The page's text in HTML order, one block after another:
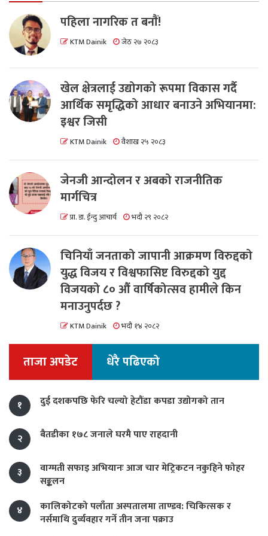
पहिला नागरिक त बनाैं!
KTM Dainik जेठ २७ २०८३
खेल क्षेत्रलाई उद्योगको रूपमा विकास गर्दै
आर्थिक समृद्धिको आधार बनाउने अभियानमा:
इश्वर जिसी
KTM Dainik वैशाख २५ २०८३
जेनजी आन्दोलन र अबको राजनीतिक
मार्गचित्र
प्रा. डा. ईन्दु आचार्य भदौ २९ २०८२
चिनियाँ जनताको जापानी आक्रमण विरुद्दको
युद्ध विजय र विश्वफासिष्ट विरुद्दको युद्द
विजयको ८० औं वार्षिकोत्सव हामीले किन
मनाउनुपर्दछ ?
KTM Dainik भदौ १४ २०८२
ताजा अपडेट धेरै पढिएको
१ दुई दशकपछि फेरि चल्यो हेटौंडा कपडा उद्योगको तान
२ बैतडीका १७८ जनाले घरमै पाए राहदानी
३
वाग्मती सफाइ अभियानः आज चार मेट्रिकटन नकुहिने फोहर
सङ्कलन
४
कालिकोटको पलाँता अस्पतालमा ताण्डव: चिकित्सक र
नर्समाथि दुर्व्यवहार गर्ने तीन जना पक्राउ